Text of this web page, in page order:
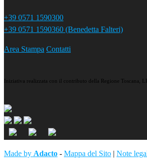
+39 0571 1590300
+39 0571 1590360 (Benedetta Falteri)
Area Stampa Contatti
Iniziativa realizzata con il contributo della Regione Toscana,
Made by Adacto - Mappa del Sito | Note